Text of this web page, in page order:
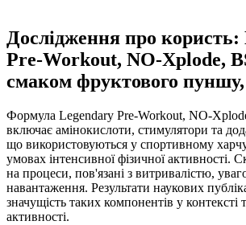
Дослідження про
Pre-Workout, NO-Xplode,
смаком фруктового пуншу,
Формула Legendary Pre-Workout, NO-
включає амінокислоти, стимулятори та
що використовуються у спортивному
умовах інтенсивної фізичної активності.
на процеси, пов'язані з витривалістю,
навантаження. Результати наукових
значущість таких компонентів у контексті
активності.